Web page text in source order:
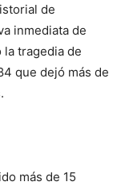
de
inmediata de
la tragedia de
que dejó más de
más de 15